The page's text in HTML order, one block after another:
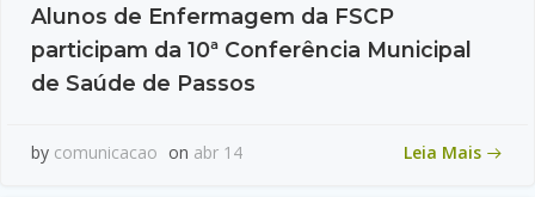
Alunos de Enfermagem da FSCP
participam da 10ª Conferência Municipal
de Saúde de Passos
by comunicacao on abr 14 Leia Mais